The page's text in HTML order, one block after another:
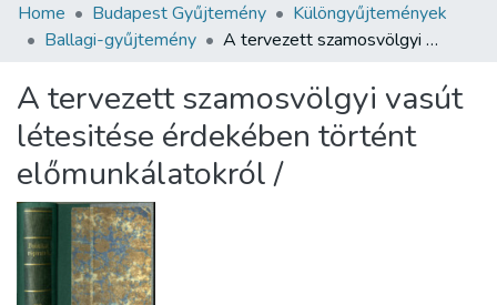
Communities & Collections
Statistics
About us
Home Budapest Gyűjtemény
Különgyűjtemények
Ballagi-gyűjtemény
A tervezett szamosvölgyi vasút létesitése érdekében történt előmunkálatokról /
A tervezett szamosvölgyi vasút
létesitése érdekében történt
előmunkálatokról /